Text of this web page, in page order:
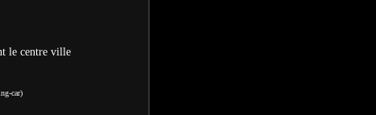
le centre ville
car)